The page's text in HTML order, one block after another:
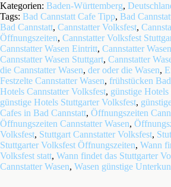
Kategorien: Baden-Württemberg,
Tags: Bad Cannstatt Cafe Tipp, Bad
Bad Cannstatt, Cannstatter Volksfest,
Öffnungszeiten, Cannstatter Volksfest
Cannstatter Wasen Eintritt, Cannstatter
Cannstatter Wasen Stuttgart, Cannstatter
die Cannstatter Wasen, der oder die Wasen,
Festzelte Cannstatter Wasen, frühstücken
Hotels Cannstatter Volksfest, günstige Hotels
günstige Hotels Stuttgarter Volksfest,
Cafes in Bad Cannstatt, Öffnungszeiten
Öffnungszeiten Cannstatter Wasen,
Volksfest, Stuttgart Cannstatter Volksfest,
Stuttgarter Volksfest Öffnungszeiten, Wann
Volksfest statt, Wann findet das Stuttgarter
Cannstatter Wasen, Wasen günstige